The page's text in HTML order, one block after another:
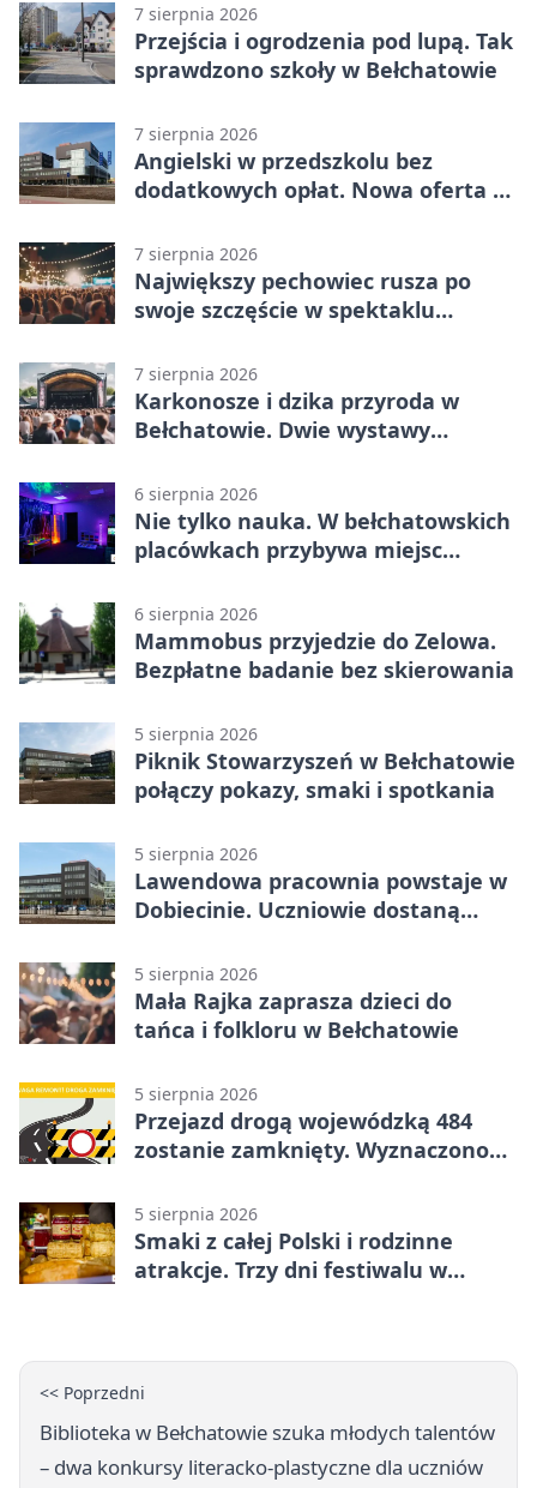
7 sierpnia 2026
Przejścia i ogrodzenia pod lupą. Tak
sprawdzono szkoły w Bełchatowie
7 sierpnia 2026
Angielski w przedszkolu bez
dodatkowych opłat. Nowa oferta w
7 sierpnia 2026
Największy pechowiec rusza po
swoje szczęście w spektaklu
7 sierpnia 2026
Karkonosze i dzika przyroda w
Bełchatowie. Dwie wystawy
6 sierpnia 2026
Nie tylko nauka. W bełchatowskich
placówkach przybywa miejsc
6 sierpnia 2026
Mammobus przyjedzie do Zelowa.
Bezpłatne badanie bez skierowania
5 sierpnia 2026
Piknik Stowarzyszeń w Bełchatowie
połączy pokazy, smaki i spotkania
5 sierpnia 2026
Lawendowa pracownia powstaje w
Dobiecinie. Uczniowie dostaną
5 sierpnia 2026
Mała Rajka zaprasza dzieci do
tańca i folkloru w Bełchatowie
5 sierpnia 2026
Przejazd drogą wojewódzką 484
zostanie zamknięty. Wyznaczono
5 sierpnia 2026
Smaki z całej Polski i rodzinne
atrakcje. Trzy dni festiwalu w
<< Poprzedni
Biblioteka w Bełchatowie szuka młodych talentów
– dwa konkursy literacko‑plastyczne dla uczniów